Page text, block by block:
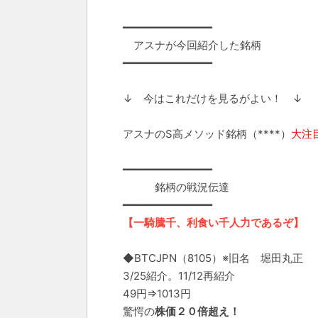
━━━━━━━━━━━━━━
アスナが今回紹介した銘柄
━━━━━━━━━━━━━━
↓ 今はこれだけを見るがよい！ ↓
アスナのS高メソッド銘柄（****） 大注
━━━━━━━━━━━━━━
銘柄の戦況伝達
━━━━━━━━━━━━━━
【一騎騰千、利食い千人力であるぞ】
◆BTCJPN（8105）※旧名 堀田丸正
3/25紹介。11/12再紹介
49円⇒1013円
驚愕の株価２０倍超え！